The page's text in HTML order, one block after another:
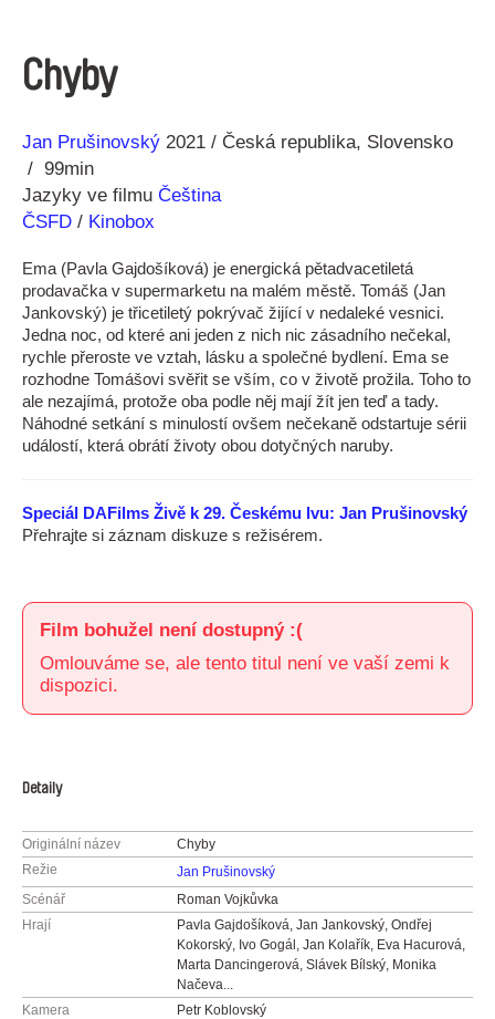
Chyby
Režie
Jan Prušinovský
Rok 2021 Česká republika Slovensko
99min
Jazyky ve filmu Čeština
ČSFD / Kinobox
Ema (Pavla Gajdošíková) je energická pětadvacetiletá
prodavačka v supermarketu na malém městě. Tomáš (Jan
Jankovský) je třicetiletý pokrývač žijící v nedaleké vesnici.
Jedna noc, od které ani jeden z nich nic zásadního nečekal,
rychle přeroste ve vztah, lásku a společné bydlení. Ema se
rozhodne Tomášovi svěřit se vším, co v životě prožila. Toho to
ale nezajímá, protože oba podle něj mají žít jen teď a tady.
Náhodné setkání s minulostí ovšem nečekaně odstartuje sérii
událostí, která obrátí životy obou dotyčných naruby.
Speciál DAFilms Živě k 29. Českému lvu: Jan Prušinovský
Přehrajte si záznam diskuze s režisérem.
Film bohužel není dostupný :(
Omlouváme se, ale tento titul není ve vaší zemi k
dispozici.
Detaily
Originální název
Chyby
Režie
Jan Prušinovský
Scénář
Roman Vojkůvka
Hrají
Pavla Gajdošíková, Jan Jankovský, Ondřej
Kokorský, Ivo Gogál, Jan Kolařík, Eva Hacurová,
Marta Dancingerová, Slávek Bílský, Monika
Načeva...
Kamera
Petr Koblovský